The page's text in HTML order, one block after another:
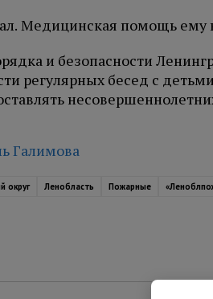
Медицинская помощь ему
и безопасности
регулярных бесед с
Галимова
округ Ленобласть Пожарные